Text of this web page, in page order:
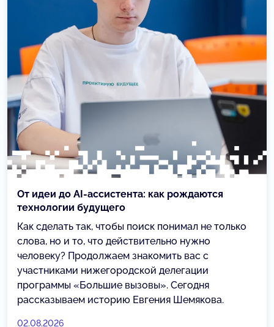
От идеи до AI-ассистента: как рождаются
технологии будущего
Как сделать так, чтобы поиск понимал не только
слова, но и то, что действительно нужно
человеку? Продолжаем знакомить вас с
участниками нижегородской делегации
программы «Большие вызовы». Сегодня
рассказываем историю Евгения Шемякова.
02.08.2026